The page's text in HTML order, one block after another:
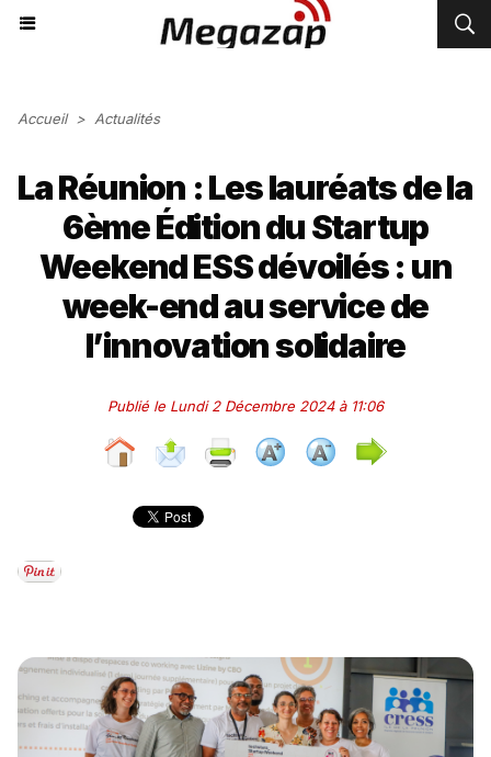
Accueil > Actualités
La Réunion : Les lauréats de la
6ème Édition du Startup
Weekend ESS dévoilés : un
week-end au service de
l’innovation solidaire
Publié le Lundi 2 Décembre 2024 à 11:06